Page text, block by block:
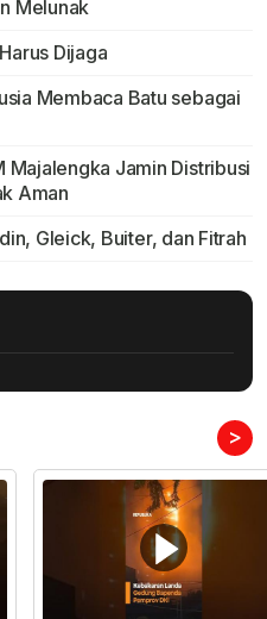
Melunak
Dijaga
Membaca Batu sebagai
Majalengka Jamin Distribusi
Aman
Gleick, Buiter, dan Fitrah
>